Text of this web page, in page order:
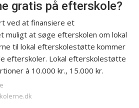
gratis på efterskole?
ved at finansiere et
muligt at søge efterskolen om lokal
til lokal efterskolestøtte kommer
efterskoler. Lokal efterskolestøtte
à 10.000 kr., 15.000 kr.